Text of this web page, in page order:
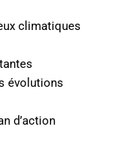
climatiques
évolutions
d’action